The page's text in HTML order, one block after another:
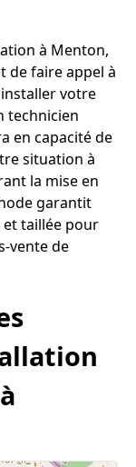
à Menton,
de faire appel à
votre
technicien
en capacité de
situation à
la mise en
garantit
taillée pour
vente de